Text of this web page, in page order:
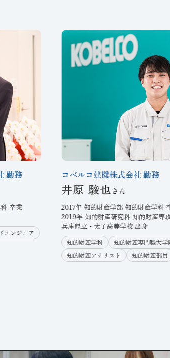
勤務
卒業
エンジニア
コベルコ建機株式会社 勤務
井原 駿也
2017年 知的財産学部 知的財産学科
2019年 知的財産研究科 知的財産専
兵庫県立・太子高等学校 出身
知的財産学科
知的財産専門職大学
知的財産アナリスト
知的財産部員